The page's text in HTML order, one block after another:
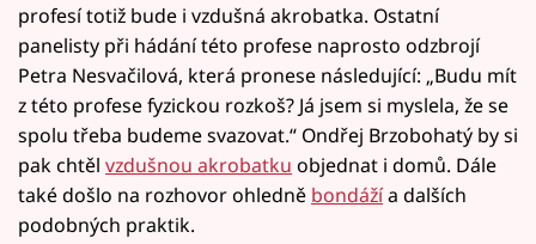
profesí totiž bude i vzdušná akrobatka. Ostatní
panelisty při hádání této profese naprosto odzbrojí
Petra Nesvačilová, která pronese následující: „Budu mít
z této profese fyzickou rozkoš? Já jsem si myslela, že se
spolu třeba budeme svazovat.“ Ondřej Brzobohatý by si
pak chtěl vzdušnou akrobatku objednat i domů. Dále
také došlo na rozhovor ohledně bondážía dalších
podobných praktik.